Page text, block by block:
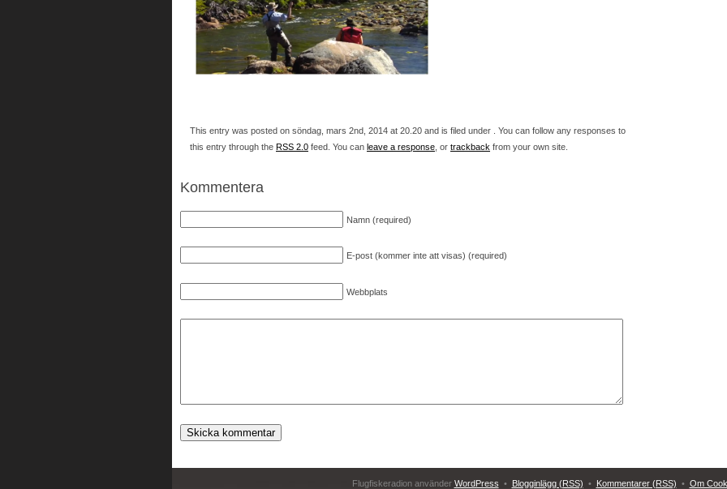
This entry was posted on söndag, mars 2nd, 2014 at 20.20 and is filed under . You can follow any responses to
this entry through the RSS 2.0 feed. You can leave a response , or trackback from your own site.
Kommentera
Namn (required)
E-post (kommer inte att visas) (required)
Webbplats
Flugfiskeradion använder WordPress • Blogginlägg (RSS) • Kommentarer (RSS) • Om